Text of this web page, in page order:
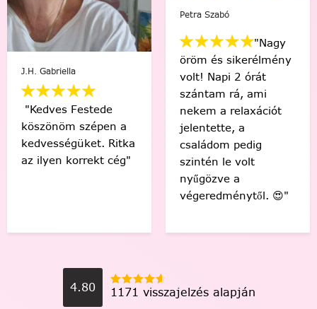
Petra Szabó
"Nagy
volt! Napi 2 órát
szántam rá, ami
nekem a relaxációt
jelentette, a
családom pedig
szintén le volt
Viki Vas-Lukács
"Kedvenc egyéni
számfestőmmel 🥰
tökéletes lett,
élmény volt minden
egyes ecsetvonás!
Köszönöm Festede!
❤️🤗"
4.80 1171 visszajelzés alapján